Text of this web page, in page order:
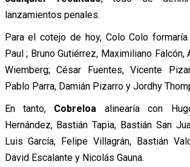
lanzamientos penales.
Para el cotejo de hoy, Colo Colo
Paul ; Bruno Gutiérrez, Maximiliano Falcón,
Wiemberg; César Fuentes, Vicente
Pablo Parra, Damián Pizarro y Jordhy
En tanto, Cobreloa alinearía con
Hernández, Bastián Tapia, Bastián San
Luis García, Felipe Villagrán, Bastián
David Escalante y Nicolás Gauna.